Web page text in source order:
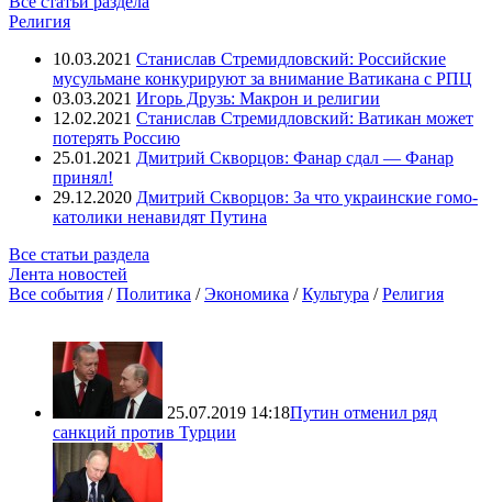
Религия
10.03.2021 Станислав Стремидловский: Российские
мусульмане конкурируют за внимание Ватикана с РПЦ
03.03.2021 Игорь Друзь: Макрон и религии
12.02.2021 Станислав Стремидловский: Ватикан может
потерять Россию
25.01.2021 Дмитрий Скворцов: Фанар сдал — Фанар
принял!
29.12.2020 Дмитрий Скворцов: За что украинские гомо-
католики ненавидят Путина
Все статьи раздела
Лента новостей
Все события /Политика /Экономика /Культура /Религия
25.07.2019 14:18Путин отменил ряд
санкций против Турции